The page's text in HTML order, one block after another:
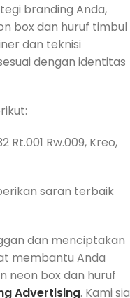
branding Anda,
box dan huruf timbul
dan teknisi
dengan identitas
Rt.001 Rw.009, Kreo,
saran terbaik
dan menciptakan
membantu Anda
neon box dan huruf
Advertising. Kami